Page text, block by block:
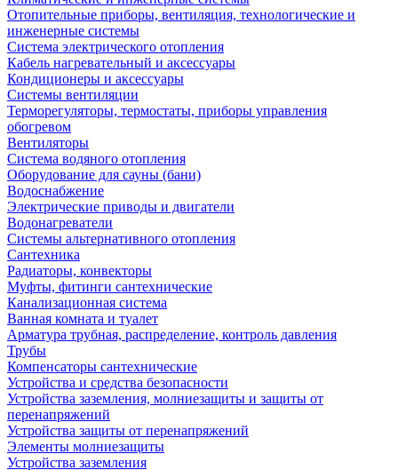
Отопительные приборы, вентиляция, технологические и
инженерные системы
Система электрического отопления
Кабель нагревательный и аксессуары
Кондиционеры и аксессуары
Системы вентиляции
Терморегуляторы, термостаты, приборы управления
обогревом
Вентиляторы
Система водяного отопления
Оборудование для сауны (бани)
Водоснабжение
Электрические приводы и двигатели
Водонагреватели
Системы альтернативного отопления
Сантехника
Радиаторы, конвекторы
Муфты, фитинги сантехнические
Канализационная система
Ванная комната и туалет
Арматура трубная, распределение, контроль давления
Трубы
Компенсаторы сантехнические
Устройства и средства безопасности
Устройства заземления, молниезащиты и защиты от
перенапряжений
Устройства защиты от перенапряжений
Элементы молниезащиты
Устройства заземления